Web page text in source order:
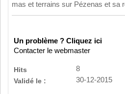
mas et terrains sur Pézenas et sa
Un problème ? Cliquez ici
Contacter le webmaster
Hits
8
Validé le :
30-12-2015